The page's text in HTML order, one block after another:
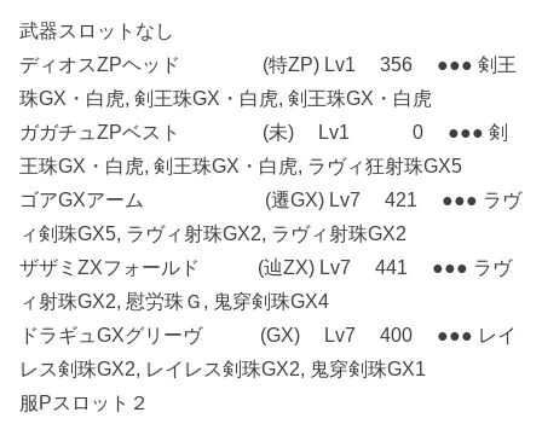
武器スロットなし
ディオスZPヘッド (特ZP) Lv1 356 ●●● 剣王
珠GX・白虎, 剣王珠GX・白虎, 剣王珠GX・白虎
ガガチュZPベスト (未) Lv1 0 ●●● 剣
王珠GX・白虎, 剣王珠GX・白虎, ラヴィ狂射珠GX5
ゴアGXアーム (遷GX) Lv7 421 ●●● ラヴ
ィ剣珠GX5, ラヴィ射珠GX2, ラヴィ射珠GX2
ザザミZXフォールド (辿ZX) Lv7 441 ●●● ラヴ
ィ射珠GX2, 慰労珠Ｇ, 鬼穿剣珠GX4
ドラギュGXグリーヴ (GX) Lv7 400 ●●● レイ
レス剣珠GX2, レイレス剣珠GX2, 鬼穿剣珠GX1
服Pスロット２